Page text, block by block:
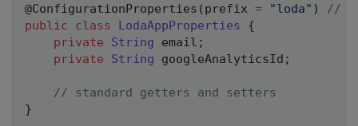
@ConfigurationProperties ( prefix = "loda" )
//
public
class LodaAppProperties
{
private
String email ;
private
String googleAnalyticsId ;
// standard getters and setters
}